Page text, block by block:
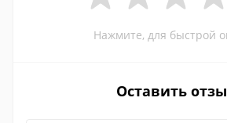
Нажмите, для быстрой
Оставить